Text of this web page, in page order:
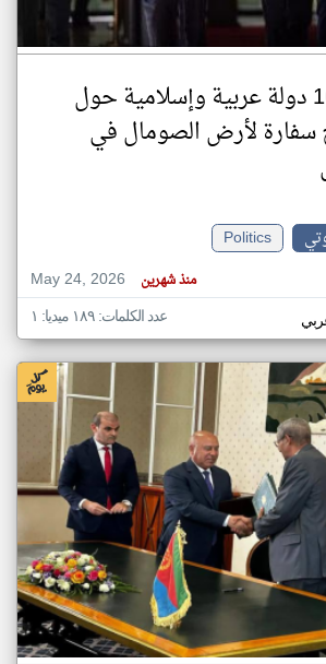
بيان 16 دولة عربية وإسلامية حول
سفارة لأرض الصومال في
Politics
May 24, 2026
منذ شهرين
عدد الكلمات: ١٨٩ ميديا: ١